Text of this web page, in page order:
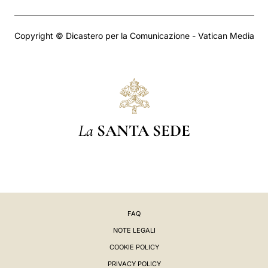
Copyright © Dicastero per la Comunicazione - Vatican Media
La SANTA SEDE
FAQ
NOTE LEGALI
COOKIE POLICY
PRIVACY POLICY